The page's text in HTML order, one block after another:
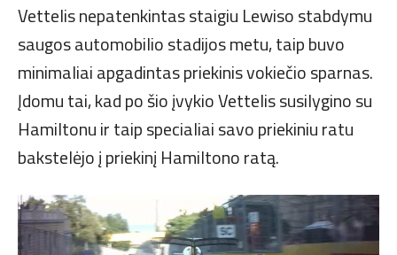
Vettelis nepatenkintas staigiu Lewiso stabdymu
saugos automobilio stadijos metu, taip buvo
minimaliai apgadintas priekinis vokiečio sparnas.
Įdomu tai, kad po šio įvykio Vettelis susilygino su
Hamiltonu ir taip specialiai savo priekiniu ratu
bakstelėjo į priekinį Hamiltono ratą.